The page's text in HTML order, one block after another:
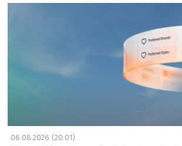
a
06.08.2026 (20:01)